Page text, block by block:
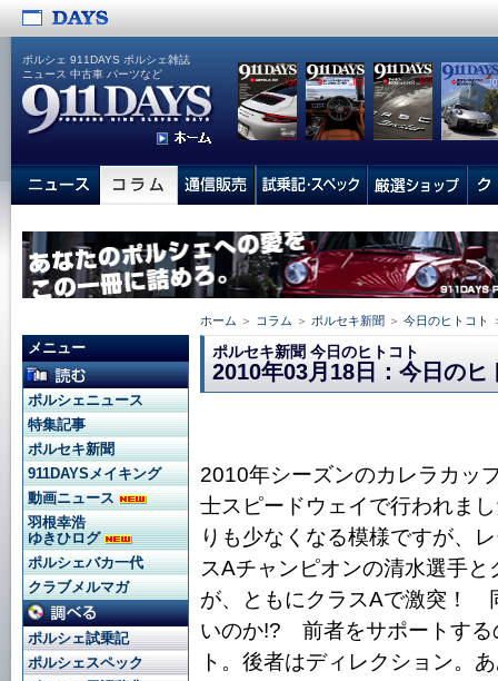
ポルシェ 911DAYS ポルシェ雑誌
ニュース 中古車 パーツなど
ホーム ＞ コラム ＞ ポルセキ新聞 ＞ 今日のヒトコト
ポルセキ新聞 今日のヒトコト
2010年03月18日：今日のヒ
2010年シーズンのカレラカッ
士スピードウェイで行われま
りも少なくなる模様ですが、
スAチャンピオンの清水選手
が、ともにクラスAで激突！
いのか!? 前者をサポートする
ト。後者はディレクション。
メニュー
ポルシェニュース
特集記事
ポルセキ新聞
911DAYSメイキング
動画ニュース
羽根幸浩
ゆきひログ
ポルシェバカ一代
クラブメルマガ
ポルシェ試乗記
ポルシェスペック